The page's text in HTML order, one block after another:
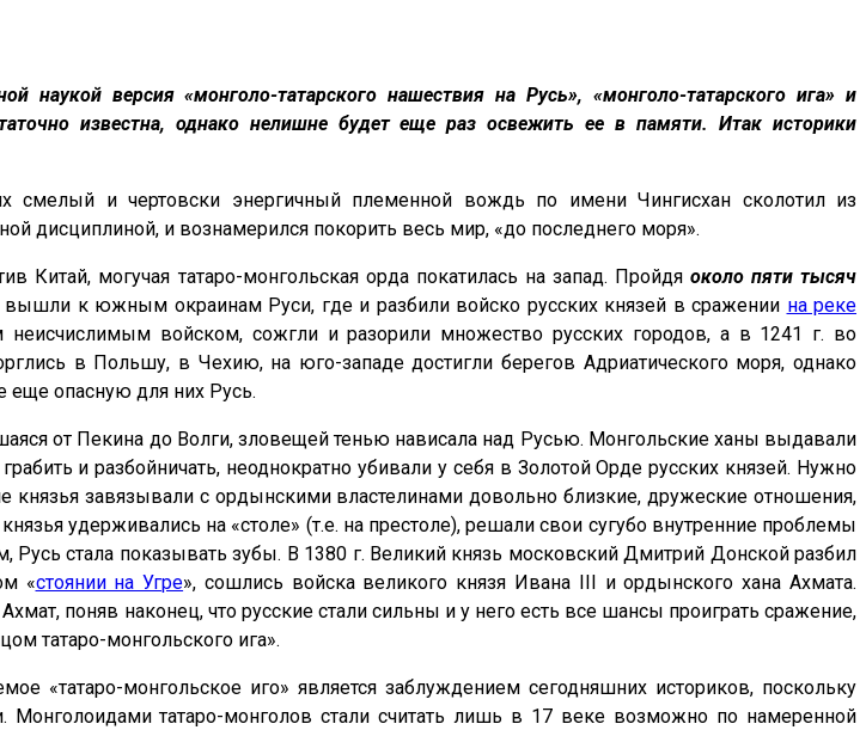
наукой версия «монголо-татарского нашествия на Русь», «монголо-татарского ига» и
известна, однако нелишне будет еще раз освежить ее в памяти. Итак историки
смелый и чертовски энергичный племенной вождь по имени Чингисхан сколотил из
дисциплиной, и вознамерился покорить весь мир, «до последнего моря».
Китай, могучая татаро-монгольская орда покатилась на запад. Пройдя около пяти тысяч
вышли к южным окраинам Руси, где и разбили войско русских князей в сражении на реке
войском, сожгли и разорили множество русских городов, а в 1241 г. во
в Польшу, в Чехию, на юго-западе достигли берегов Адриатического моря, однако
еще опасную для них Русь.
от Пекина до Волги, зловещей тенью нависала над Русью. Монгольские ханы выдавали
и разбойничать, неоднократно убивали у себя в Золотой Орде русских князей. Нужно
князья завязывали с ордынскими властелинами довольно близкие, дружеские отношения,
удерживались на «столе» (т.е. на престоле), решали свои сугубо внутренние проблемы
стала показывать зубы. В 1380 г. Великий князь московский Дмитрий Донской разбил
«стоянии на Угре», сошлись войска великого князя Ивана III и ордынского хана Ахмата.
поняв наконец, что русские стали сильны и у него есть все шансы проиграть сражение,
татаро-монгольского ига».
«татаро-монгольское иго» является заблуждением сегодняшних историков, поскольку
татаро-монголов стали считать лишь в 17 веке возможно по намеренной